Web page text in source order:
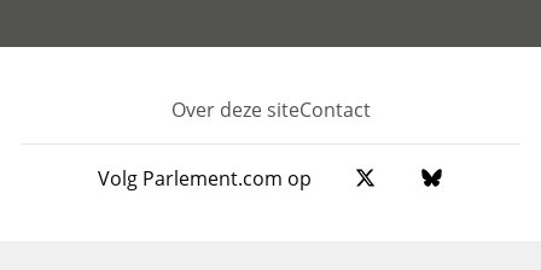
Footer
Over deze siteContact
Volg Parlement.com op